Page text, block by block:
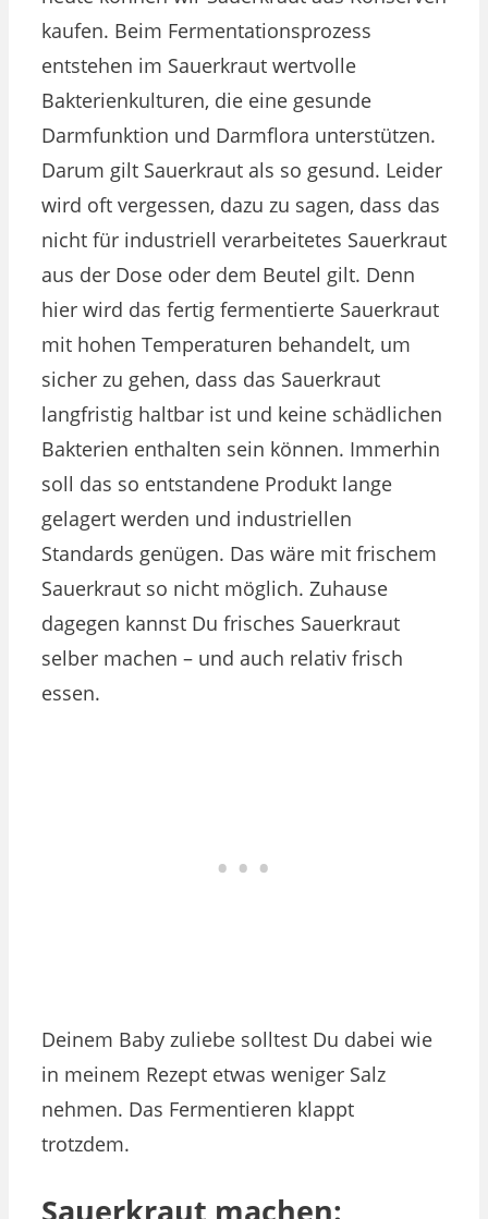
kaufen. Beim Fermentationsprozess
entstehen im Sauerkraut wertvolle
Bakterienkulturen, die eine gesunde
Darmfunktion und Darmflora unterstützen.
Darum gilt Sauerkraut als so gesund. Leider
wird oft vergessen, dazu zu sagen, dass das
nicht für industriell verarbeitetes Sauerkraut
aus der Dose oder dem Beutel gilt. Denn
hier wird das fertig fermentierte Sauerkraut
mit hohen Temperaturen behandelt, um
sicher zu gehen, dass das Sauerkraut
langfristig haltbar ist und keine schädlichen
Bakterien enthalten sein können. Immerhin
soll das so entstandene Produkt lange
gelagert werden und industriellen
Standards genügen. Das wäre mit frischem
Sauerkraut so nicht möglich. Zuhause
dagegen kannst Du frisches Sauerkraut
selber machen – und auch relativ frisch
essen.
Deinem Baby zuliebe solltest Du dabei wie
in meinem Rezept etwas weniger Salz
nehmen. Das Fermentieren klappt
trotzdem.
Sauerkraut machen: